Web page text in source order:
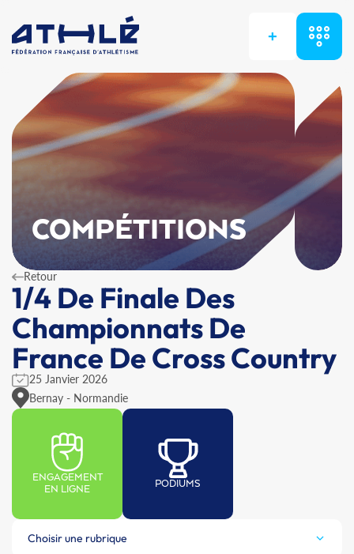
+
COMPÉTITIONS
Retour
1/4 De Finale Des
Championnats De
France De Cross Country
25 Janvier 2026
Bernay - Normandie
ENGAGEMENT
EN LIGNE
PODIUMS
Choisir une rubrique